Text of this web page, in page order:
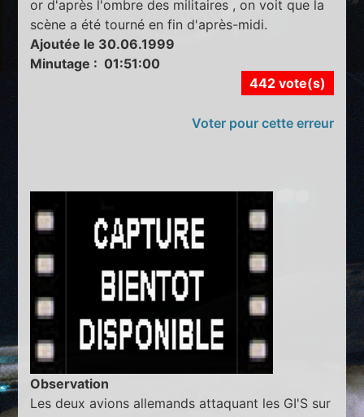
or d'après l'ombre des militaires , on voit que la
scène a été tourné en fin d'après-midi.
Ajoutée le 30.06.1999
Minutage : 01:51:00
442 vote(s)
Voter pour cette erreur
Observation
Les deux avions allemands attaquant les GI'S sur